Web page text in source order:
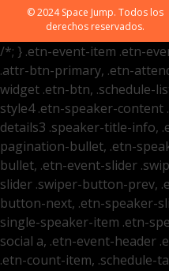
© 2024 Space Jump. Todos los
derechos reservados.
/*; } .etn-event-item .etn-
.attr-btn-primary, .etn-
widget .etn-btn, .schedule-
style4 .etn-speaker-
details3 .speaker-title-info,
pagination-bullet, .etn-
bullet, .etn-event-slider
slider .swiper-button-prev,
button-next, .etn-speaker-
single-speaker-item .etn-
social a, .etn-event-header
.etn-count-item, .schedule-